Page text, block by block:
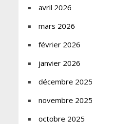
avril 2026
mars 2026
février 2026
janvier 2026
décembre 2025
novembre 2025
octobre 2025